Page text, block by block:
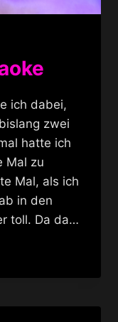
ich dabei,
zwei
hatte ich
Mal zu
Mal, als ich
in den
toll. Da da…